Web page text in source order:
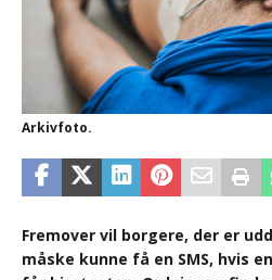
Arkivfoto.
Fremover vil borgere, der er
måske kunne få en SMS, hvis